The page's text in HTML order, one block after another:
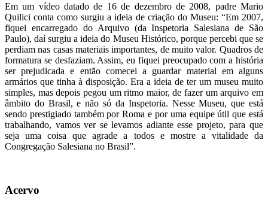
Em um vídeo datado de 16 de dezembro de 2008, padre Mario
Quilici conta como surgiu a ideia de criação do Museu: “Em 2007,
fiquei encarregado do Arquivo (da Inspetoria Salesiana de São
Paulo), daí surgiu a ideia do Museu Histórico, porque percebi que se
perdiam nas casas materiais importantes, de muito valor. Quadros de
formatura se desfaziam. Assim, eu fiquei preocupado com a história
ser prejudicada e então comecei a guardar material em alguns
armários que tinha à disposição. Era a ideia de ter um museu muito
simples, mas depois pegou um ritmo maior, de fazer um arquivo em
âmbito do Brasil, e não só da Inspetoria. Nesse Museu, que está
sendo prestigiado também por Roma e por uma equipe útil que está
trabalhando, vamos ver se levamos adiante esse projeto, para que
seja uma coisa que agrade a todos e mostre a vitalidade da
Congregação Salesiana no Brasil”.
Acervo